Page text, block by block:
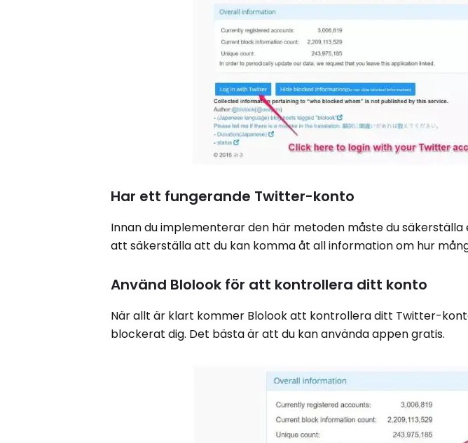
Har ett fungerande Twitter-konto
Innan du implementerar den här metoden måste du
att säkerställa att du kan komma åt all information om hur
Använd Blolook för att kontrollera ditt konto
När allt är klart kommer Blolook att kontrollera ditt Twitter-
blockerat dig. Det bästa är att du kan använda appen gratis.